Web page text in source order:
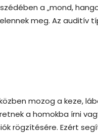
a „mond,
meg. Az auditív
mozog a keze,
a homokba írni
rögzítésére. Ezért